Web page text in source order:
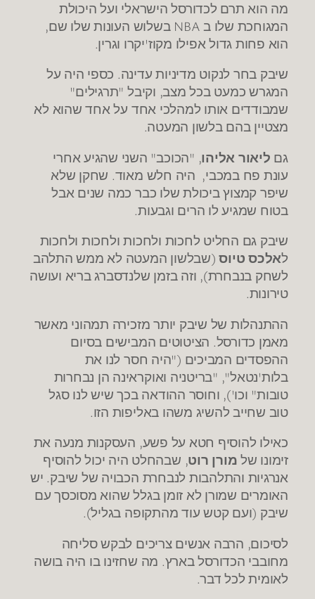
מה הוא תרם לכדורסל הישראלי ועל היכולת
המגוחכת שלו ב NBA בשלוש העונות שלו שם,
הוא פחות גדול אפילו מקוז'יקרו וגרין.
שיבק בחר לנקוט מדיניות עדינה. כספי היה על
המגרש כמעט בכל מצב, וקיבל "תרגילים"
שמבודדים אותו למהלכי אחד על אחד שהוא לא
מצטיין בהם בלשון המעטה.
גם ליאור אליהו, "הכוכב" השני שהגיע אחרי
עונת פח במכבי, היה חלש מאוד. שחקן שלא
שיפר קמצוץ ביכולת שלו כבר כמה שנים אבל
בטוח שמגיע לו הרים וגבעות.
שיבק גם החליט לחכות ולחכות ולחכות ולחכות
לאלכס טיוס(שבלשון המעטה לא ממש התלהב
לשחק בנבחרת), וזה בזמן שלנדסברג בריא ועושה
טירונות.
ההתנהלות של שיבק יותר מזכירה תמהוני מאשר
מאמן כדורסל. הציטוטים המבישים בסיום
ההפסדים המביכים ("היה חסר לנו את
בלות'נטאל", "בריטניה ואוקראינה הן נבחרות
טובות" וכו'), וחוסר ההודאה בכך שיש לנו סגל
טוב שחייב להשיג משהו באליפות הזו.
כאילו להוסיף חטא על פשע, העסקנות מנעה את
זימונו של מורן רוט, שבהחלט היה יכול להוסיף
אנרגיות והתלהבות לנבחרת הכבויה של שיבק. יש
האומרים שמורן לא זומן בגלל שהוא מסוכסך עם
שיבק (ועם קטש עוד מהתקופה בגליל).
לסיכום, הרבה אנשים צריכים לבקש סליחה
מחובבי הכדורסל בארץ. מה שחזינו בו היה בושה
לאומית לכל דבר.